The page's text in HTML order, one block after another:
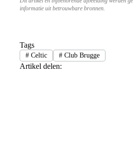
informatie uit betrouwbare bronnen.
Tags
#Celtic #Club Brugge
Artikel delen: